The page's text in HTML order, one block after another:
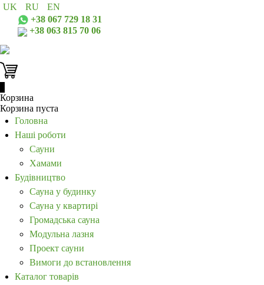
UK RU
EN
+38 067 729 18 31
+38 063 815 70 06
Корзина
Корзина пуста
Головна
Наші роботи
Сауни
Хамами
Будівництво
Сауна у будинку
Сауна у квартирі
Громадська сауна
Модульна лазня
Проект сауни
Вимоги до встановлення
Каталог товарів